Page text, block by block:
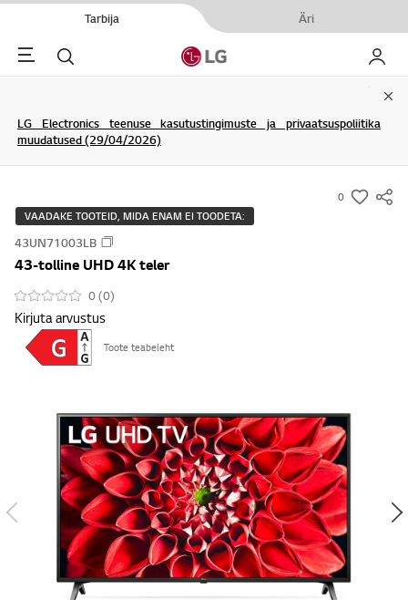
Tarbija Äri
Menu Otsi Minu
LG Electronics teenuse kasutustingimuste ja privaatsuspoliitika
muudatused (29/04/2026)
0
s
VAADAKE TOOTEID, MIDA ENAM EI TOODETA:
43UN71003LB
43-tolline UHD 4K teler
0 (0)
Kirjuta arvustus
Toote teabeleht